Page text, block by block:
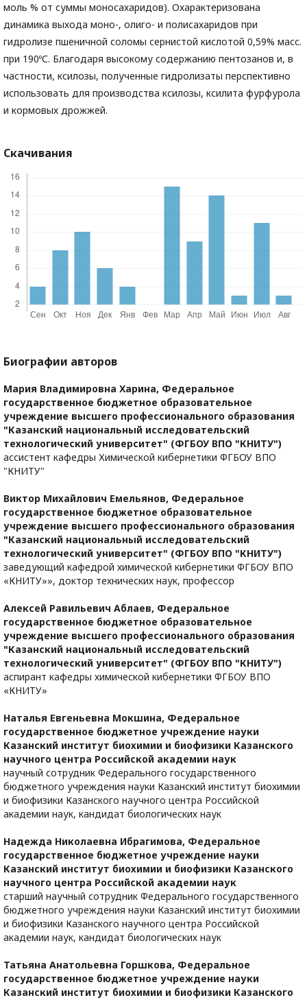
моль % от суммы моносахаридов). Охарактеризована
динамика выхода моно-, олиго- и полисахаридов при
гидролизе пшеничной соломы сернистой кислотой 0,59% масс.
при 190ºС. Благодаря высокому содержанию пентозанов и, в
частности, ксилозы, полученные гидролизаты перспективно
использовать для производства ксилозы, ксилита фурфурола
и кормовых дрожжей.
Скачивания
Биографии авторов
Мария Владимировна Харина, Федеральное
государственное бюджетное образовательное
учреждение высшего профессионального образования
"Казанский национальный исследовательский
технологический университет" (ФГБОУ ВПО "КНИТУ")
ассистент кафедры Химической кибернетики ФГБОУ ВПО
"КНИТУ"
Виктор Михайлович Емельянов, Федеральное
государственное бюджетное образовательное
учреждение высшего профессионального образования
"Казанский национальный исследовательский
технологический университет" (ФГБОУ ВПО "КНИТУ")
заведующий кафедрой химической кибернетики ФГБОУ ВПО
«КНИТУ»», доктор технических наук, профессор
Алексей Равильевич Аблаев, Федеральное
государственное бюджетное образовательное
учреждение высшего профессионального образования
"Казанский национальный исследовательский
технологический университет" (ФГБОУ ВПО "КНИТУ")
аспирант кафедры химической кибернетики ФГБОУ ВПО
«КНИТУ»
Наталья Евгеньевна Мокшина, Федеральное
государственное бюджетное учреждение науки
Казанский институт биохимии и биофизики Казанского
научного центра Российской академии наук
научный сотрудник Федерального государственного
бюджетного учреждения науки Казанский институт биохимии
и биофизики Казанского научного центра Российской
академии наук, кандидат биологических наук
Надежда Николаевна Ибрагимова, Федеральное
государственное бюджетное учреждение науки
Казанский институт биохимии и биофизики Казанского
научного центра Российской академии наук
старший научный сотрудник Федерального государственного
бюджетного учреждения науки Казанский институт биохимии
и биофизики Казанского научного центра Российской
академии наук, кандидат биологических наук
Татьяна Анатольевна Горшкова, Федеральное
государственное бюджетное учреждение науки
Казанский институт биохимии и биофизики Казанского